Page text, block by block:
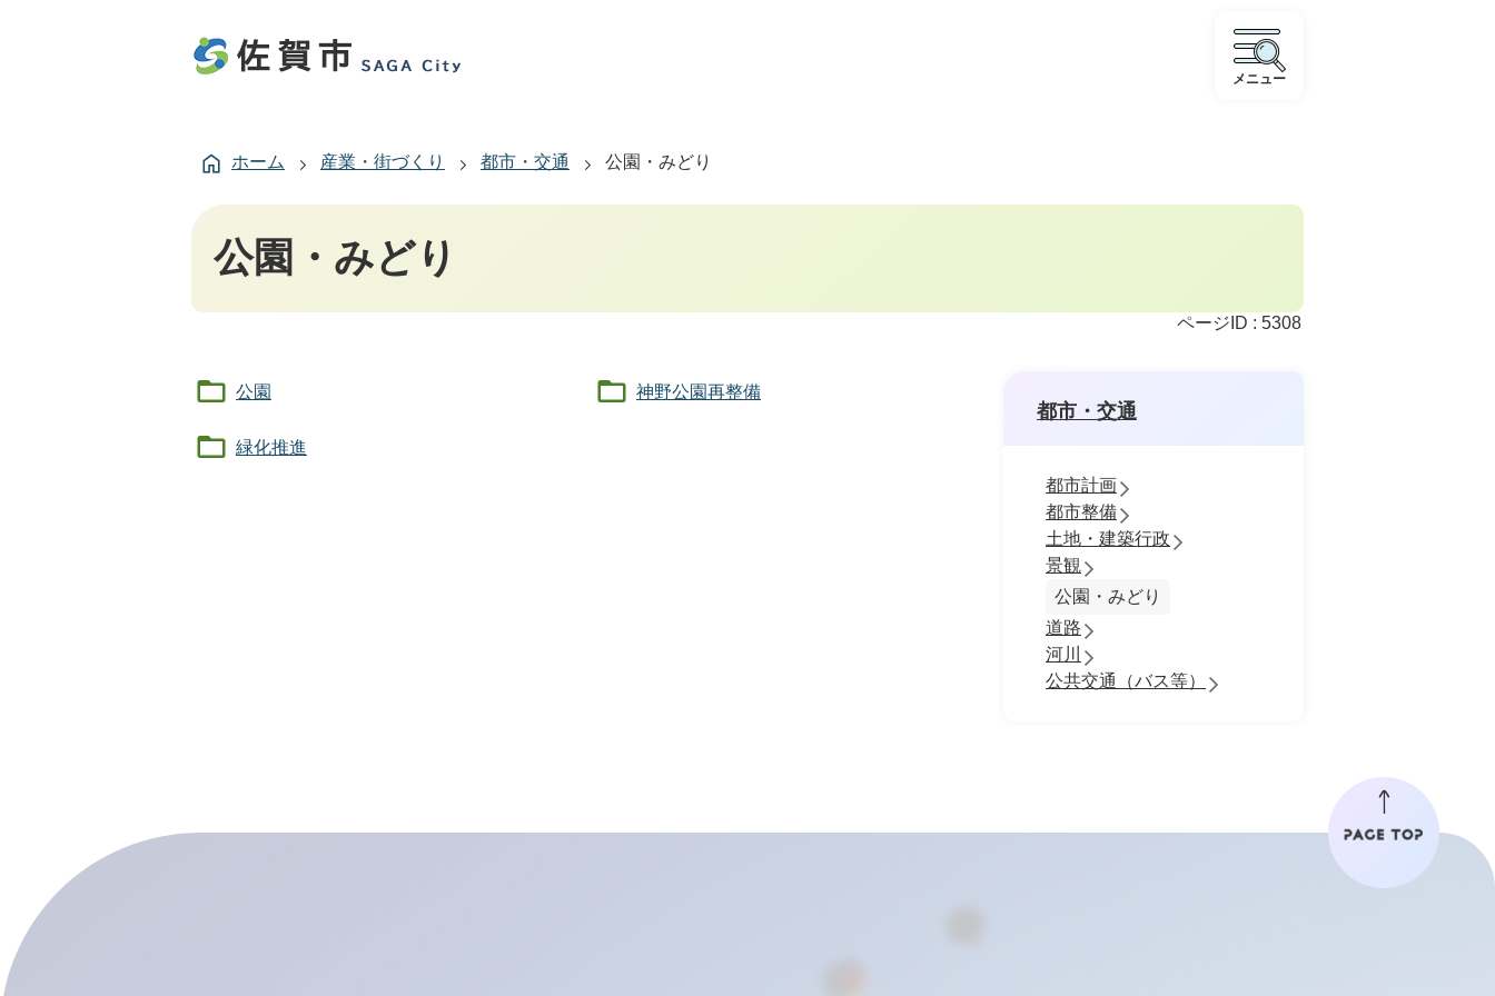
メニュー
ホーム 産業・街づくり 都市・交通 公園・みどり
公園・みどり
ページID : 5308
公園 神野公園再整備
緑化推進
都市・交通
都市計画
都市整備
土地・建築行政
景観
公園・みどり
道路
河川
公共交通（バス等）